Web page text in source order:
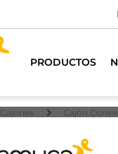
PRODUCTOS
Cajones Cajón